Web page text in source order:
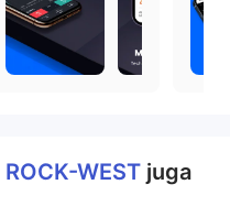
ROCK-WEST juga